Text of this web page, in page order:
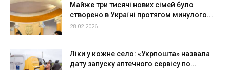
Майже три тисячі нових сімей було
створено в Україні протягом минулого...
28.02.2026
Ліки у кожне село: «Укрпошта» назвала
дату запуску аптечного сервісу по...